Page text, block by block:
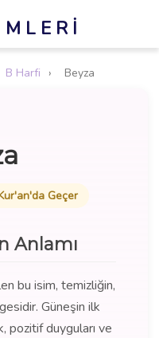
B Harfi › Beyza
Geçer
Anlamı
bu isim, temizliğin,
Güneşin ilk
pozitif duyguları ve